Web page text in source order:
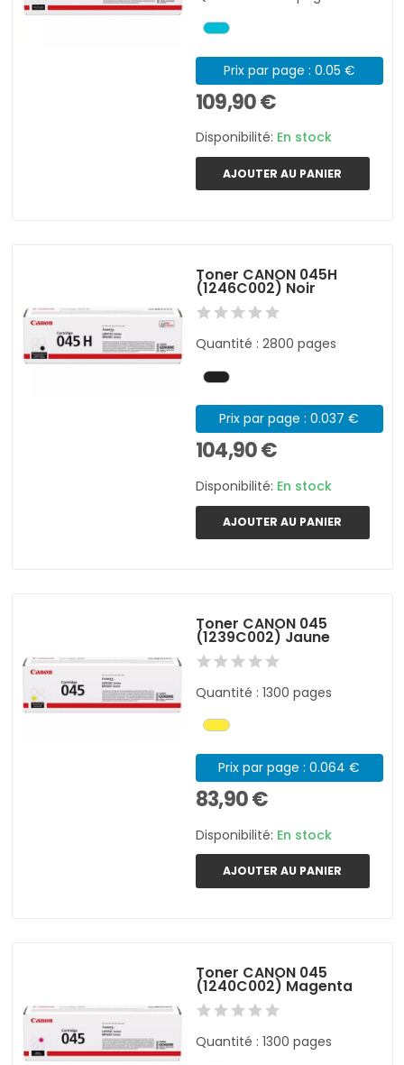
Prix par page : 0.05 €
109,90 €
Disponibilité: En stock
AJOUTER AU PANIER
Toner CANON 045H
(1246C002) Noir
Quantité : 2800 pages
Prix par page : 0.037 €
104,90 €
Disponibilité: En stock
AJOUTER AU PANIER
Toner CANON 045
(1239C002) Jaune
Quantité : 1300 pages
Prix par page : 0.064 €
83,90 €
Disponibilité: En stock
AJOUTER AU PANIER
Toner CANON 045
(1240C002) Magenta
Quantité : 1300 pages